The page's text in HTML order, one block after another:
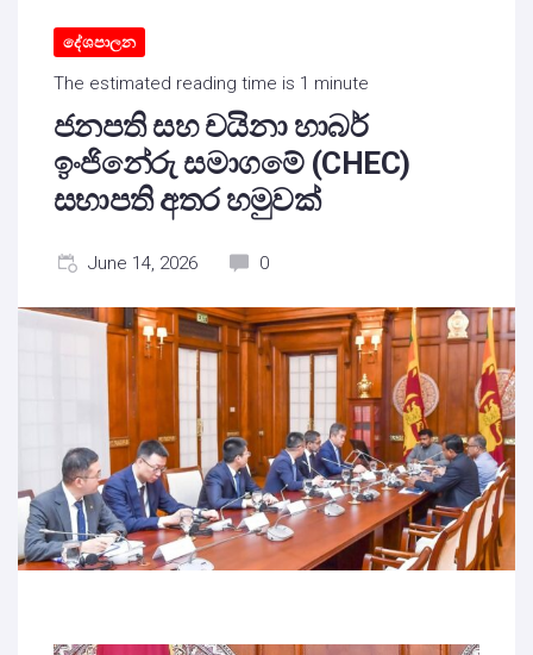
දේශපාලන
The estimated reading time is 1 minute
ජනපති සහ චයිනා හාබර්
ඉංජිනේරු සමාගමේ (CHEC)
සභාපති අතර හමුවක්
June 14, 2026 0